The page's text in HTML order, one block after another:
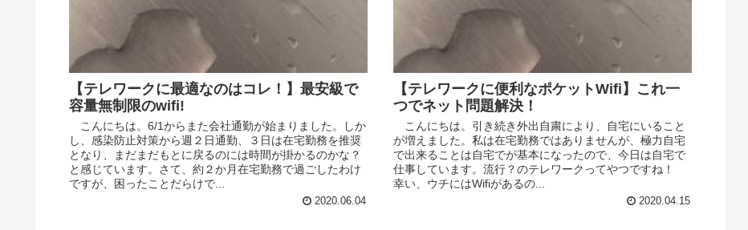
【テレワークに最適なのはコレ！】最安級で
容量無制限のwifi!
こんにちは。6/1からまた会社通勤が始まりました。しか
し、感染防止対策から週２日通勤、３日は在宅勤務を推奨
となり、まだまだもとに戻るのには時間が掛かるのかな？
と感じています。さて、約２か月在宅勤務で過ごしたわけ
ですが、困ったことだらけで...
2020.06.04
【テレワークに便利なポケットWifi】これ一
つでネット問題解決！
こんにちは。引き続き外出自粛により、自宅にいること
が増えました。私は在宅勤務ではありませんが、極力自宅
で出来ることは自宅でが基本になったので、今日は自宅で
仕事しています。流行？のテレワークってやつですね！
幸い、ウチにはWifiがあるの...
2020.04.15